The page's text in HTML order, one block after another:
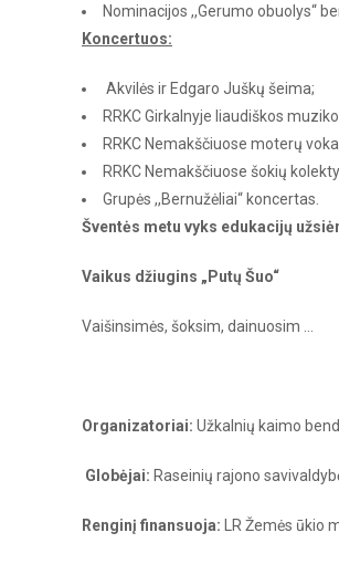
Nominacijos ,,Gerumo obuolys“
Koncertuos:
Akvilės ir Edgaro Juškų šeima;
RRKC Girkalnyje liaudiškos
RRKC Nemakščiuose moterų
RRKC Nemakščiuose šokių
Grupės ,,Bernužėliai“ koncertas.
Šventės metu vyks edukacijų
Vaikus džiugins „Putų Šuo“
Vaišinsimės, šoksim, dainuosim …
Organizatoriai: Užkalnių kaimo
Globėjai: Raseinių rajono
Renginį finansuoja: LR Žemės ūkio